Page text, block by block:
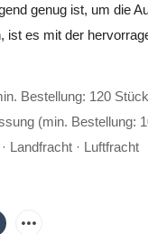
genug ist, um die
ist es mit der
Bestellung: 120
(min. Bestellung:
Landfracht · Luftfracht